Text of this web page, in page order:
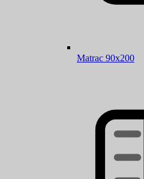
Matrac 90x200